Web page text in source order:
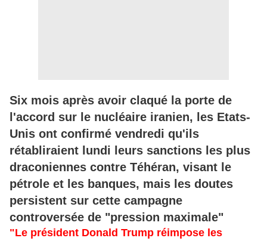
Six mois après avoir claqué la porte de
l'accord sur le nucléaire iranien, les Etats-
Unis ont confirmé vendredi qu'ils
rétabliraient lundi leurs sanctions les plus
draconiennes contre Téhéran, visant le
pétrole et les banques, mais les doutes
persistent sur cette campagne
controversée de "pression maximale"
"Le président Donald Trump réimpose les